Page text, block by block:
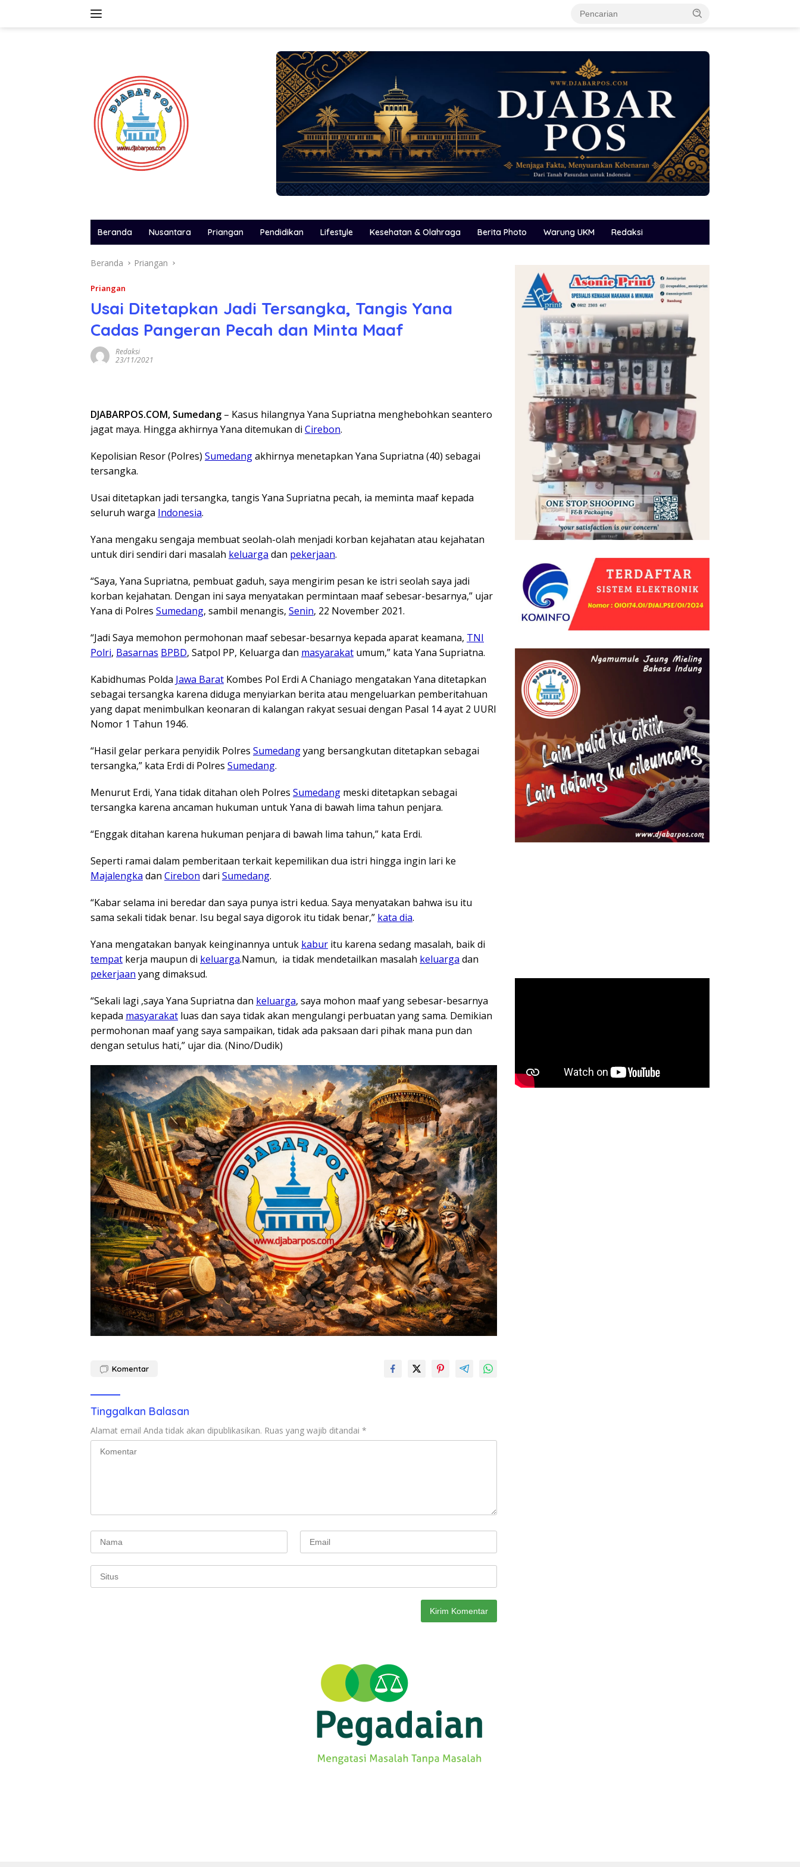
Beranda Nusantara Priangan Pendidikan Lifestyle Kesehatan & Olahraga Berita Photo Warung UKM Redaksi
Beranda Priangan
Priangan
Usai Ditetapkan Jadi Tersangka, Tangis Yana
Cadas Pangeran Pecah dan Minta Maaf
Redaksi
23/11/2021
DJABARPOS.COM, Sumedang – Kasus hilangnya Yana Supriatna menghebohkan seantero
jagat maya. Hingga akhirnya Yana ditemukan di Cirebon.
Kepolisian Resor (Polres) Sumedangakhirnya menetapkan Yana Supriatna (40) sebagai
tersangka.
Usai ditetapkan jadi tersangka, tangis Yana Supriatna pecah, ia meminta maaf kepada
seluruh warga Indonesia.
Yana mengaku sengaja membuat seolah-olah menjadi korban kejahatan atau kejahatan
untuk diri sendiri dari masalah keluarga dan pekerjaan.
“Saya, Yana Supriatna, pembuat gaduh, saya mengirim pesan ke istri seolah saya jadi
korban kejahatan. Dengan ini saya menyatakan permintaan maaf sebesar-besarnya,” ujar
Yana di Polres Sumedang, sambil menangis, Senin, 22 November 2021.
“Jadi Saya memohon permohonan maaf sebesar-besarnya kepada aparat keamana, TNI
Polri, Basarnas BPBD, Satpol PP, Keluarga dan masyarakat umum,” kata Yana Supriatna.
Kabidhumas Polda Jawa Barat Kombes Pol Erdi A Chaniago mengatakan Yana ditetapkan
sebagai tersangka karena diduga menyiarkan berita atau mengeluarkan pemberitahuan
yang dapat menimbulkan keonaran di kalangan rakyat sesuai dengan Pasal 14 ayat 2 UURI
Nomor 1 Tahun 1946.
“Hasil gelar perkara penyidik Polres Sumedangyang bersangkutan ditetapkan sebagai
tersangka,” kata Erdi di Polres Sumedang.
Menurut Erdi, Yana tidak ditahan oleh Polres Sumedang meski ditetapkan sebagai
tersangka karena ancaman hukuman untuk Yana di bawah lima tahun penjara.
“Enggak ditahan karena hukuman penjara di bawah lima tahun,” kata Erdi.
Seperti ramai dalam pemberitaan terkait kepemilikan dua istri hingga ingin lari ke
Majalengka dan Cirebon dari Sumedang.
“Kabar selama ini beredar dan saya punya istri kedua. Saya menyatakan bahwa isu itu
sama sekali tidak benar. Isu begal saya digorok itu tidak benar,” kata dia.
Yana mengatakan banyak keinginannya untuk kabur itu karena sedang masalah, baik di
tempat kerja maupun di keluarga.Namun, ia tidak mendetailkan masalah keluarga dan
pekerjaan yang dimaksud.
“Sekali lagi ,saya Yana Supriatna dan keluarga, saya mohon maaf yang sebesar-besarnya
kepada masyarakat luas dan saya tidak akan mengulangi perbuatan yang sama. Demikian
permohonan maaf yang saya sampaikan, tidak ada paksaan dari pihak mana pun dan
dengan setulus hati,” ujar dia. (Nino/Dudik)
Komentar
Tinggalkan Balasan
Alamat email Anda tidak akan dipublikasikan. Ruas yang wajib ditandai *